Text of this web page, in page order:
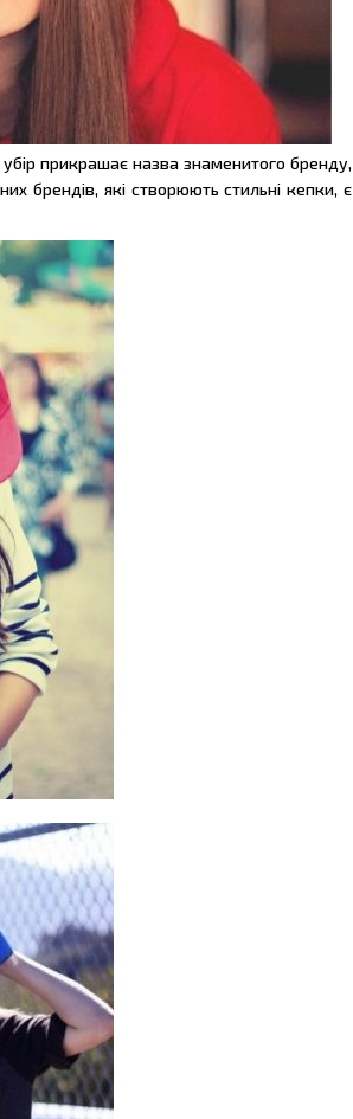
прикрашає назва знаменитого бренду,
брендів, які створюють стильні кепки, є